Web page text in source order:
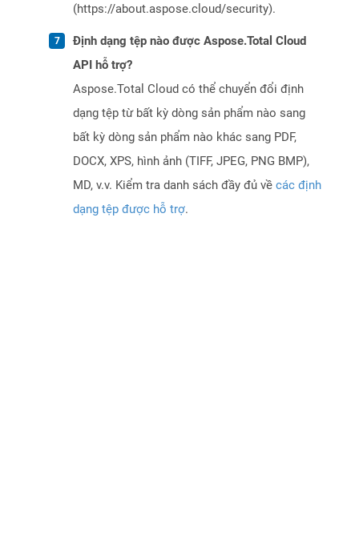
(https://about.aspose.cloud/security).
Định dạng tệp nào được Aspose.Total Cloud
API hỗ trợ?
Aspose.Total Cloud có thể chuyển đổi định
dạng tệp từ bất kỳ dòng sản phẩm nào sang
bất kỳ dòng sản phẩm nào khác sang PDF,
DOCX, XPS, hình ảnh (TIFF, JPEG, PNG BMP),
MD, v.v. Kiểm tra danh sách đầy đủ về các định
dạng tệp được hỗ trợ.